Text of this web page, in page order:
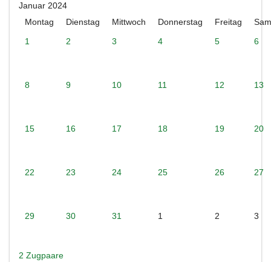
Januar 2024
Montag
Dienstag Mittwoch Donnerstag Freitag
1
2 3 4 5 6
8 9 10 11 12 13
15 16 17 18 19 20
22 23 24 25 26 27
29 30 31 1 2 3
2 Zugpaare